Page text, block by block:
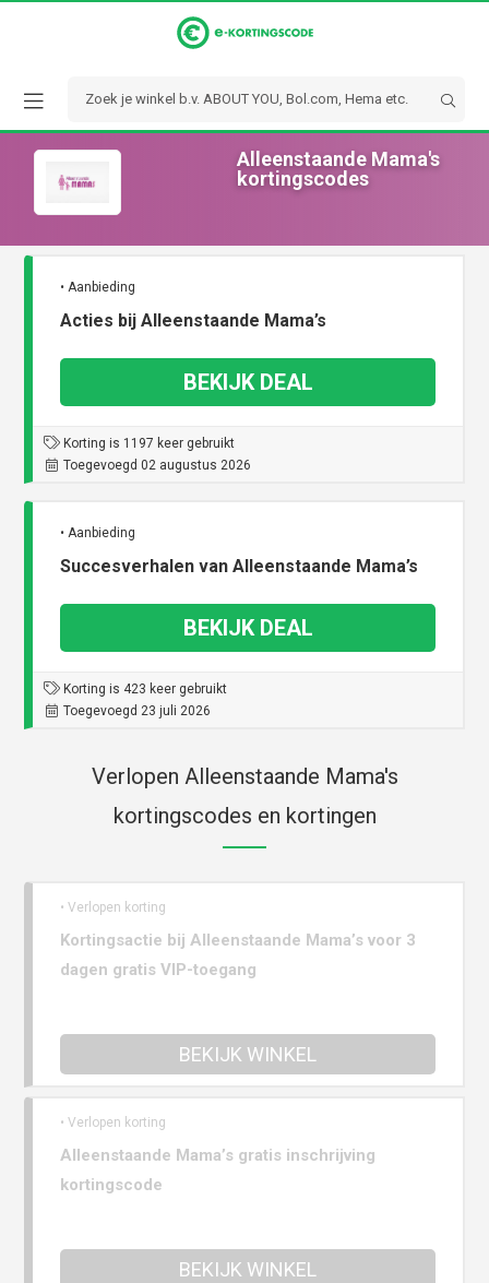
Alleenstaande Mama's
kortingscodes
• Aanbieding
Acties bij Alleenstaande Mama’s
BEKIJK DEAL
Korting is 1197 keer gebruikt
Toegevoegd 02 augustus 2026
• Aanbieding
Succesverhalen van Alleenstaande Mama’s
BEKIJK DEAL
Korting is 423 keer gebruikt
Toegevoegd 23 juli 2026
Verlopen Alleenstaande Mama's
kortingscodes en kortingen
• Verlopen korting
Kortingsactie bij Alleenstaande Mama’s voor 3
dagen gratis VIP-toegang
BEKIJK WINKEL
• Verlopen korting
Alleenstaande Mama’s gratis inschrijving
kortingscode
BEKIJK WINKEL